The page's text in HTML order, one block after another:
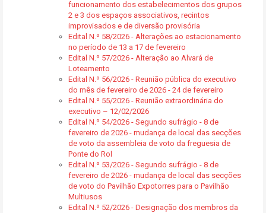
funcionamento dos estabelecimentos dos grupos
2 e 3 dos espaços associativos, recintos
improvisados e de diversão provisória
Edital N.º 58/2026 - Alterações ao estacionamento
no período de 13 a 17 de fevereiro
Edital N.º 57/2026 - Alteração ao Alvará de
Loteamento
Edital N.º 56/2026 - Reunião pública do executivo
do mês de fevereiro de 2026 - 24 de fevereiro
Edital N.º 55/2026 - Reunião extraordinária do
executivo – 12/02/2026
Edital N.º 54/2026 - Segundo sufrágio - 8 de
fevereiro de 2026 - mudança de local das secções
de voto da assembleia de voto da freguesia de
Ponte do Rol
Edital N.º 53/2026 - Segundo sufrágio - 8 de
fevereiro de 2026 - mudança de local das secções
de voto do Pavilhão Expotorres para o Pavilhão
Multiusos
Edital N.º 52/2026 - Designação dos membros da